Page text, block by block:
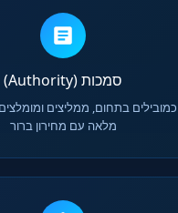
סמכות (Authority)
בתחום, ממליצים
מלאה עם מחירון ברור